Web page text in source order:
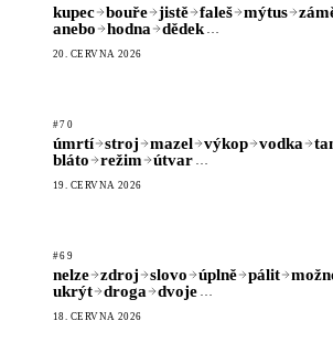
kupec bouře jistě faleš mýtus
anebo
hodna dědek …
20. ČERVNA 2026
#70
úmrtí stroj mazel výkop vodka
bláto
režim útvar …
19. ČERVNA 2026
#69
nelze zdroj slovo úplně pálit
ukrýt
droga dvoje …
18. ČERVNA 2026